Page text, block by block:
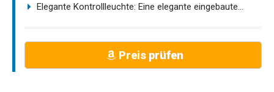
Elegante Kontrollleuchte: Eine elegante eingebaute...
Preis prüfen